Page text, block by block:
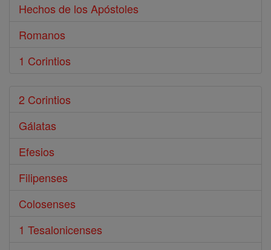
Hechos de los Apóstoles
Romanos
1 Corintios
2 Corintios
Gálatas
Efesios
Filipenses
Colosenses
1 Tesalonicenses